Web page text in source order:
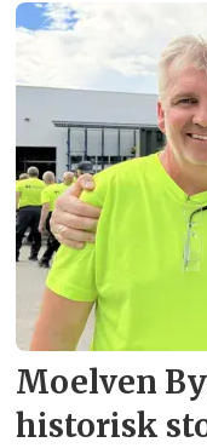
Moelven
historisk